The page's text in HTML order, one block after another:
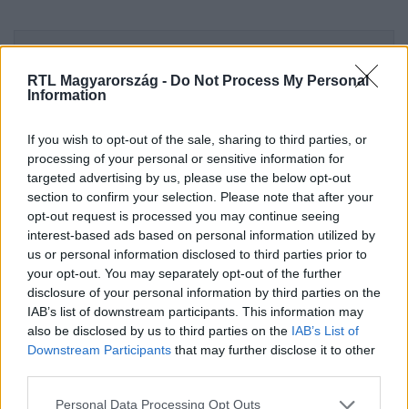
RTL Magyarország - Do Not Process My Personal
Information
If you wish to opt-out of the sale, sharing to third parties, or
processing of your personal or sensitive information for
targeted advertising by us, please use the below opt-out
section to confirm your selection. Please note that after your
opt-out request is processed you may continue seeing
interest-based ads based on personal information utilized by
us or personal information disclosed to third parties prior to
your opt-out. You may separately opt-out of the further
disclosure of your personal information by third parties on the
IAB’s list of downstream participants. This information may
also be disclosed by us to third parties on the IAB’s List of
Downstream Participants that may further disclose it to other
Please note that this website/app uses one or more Google
Personal Data Processing Opt Outs
legyen a Google-találatokban!
Kövess minket, és értesülj a friss hírekről a
Facebookon is!
Követem